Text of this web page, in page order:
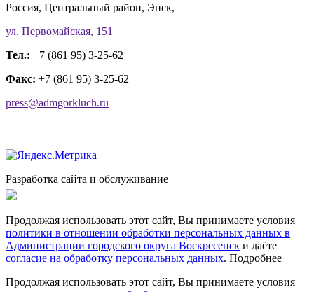
Россия, Центральный район, Энск,
ул. Первомайская, 151
Тел.: +7 (861 95) 3-25-62
Факс: +7 (861 95) 3-25-62
press@admgorkluch.ru
Разработка сайта и обслуживание
Продолжая использовать этот сайт, Вы принимаете условия
политики в отношении обработки персональных данных в
Администрации городского округа Воскресенск и даёте
согласие на обработку персональных данных. Подробнее
Продолжая использовать этот сайт, Вы принимаете условия